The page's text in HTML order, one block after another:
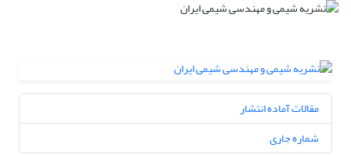
مقالات آماده انتشار
شماره جاری